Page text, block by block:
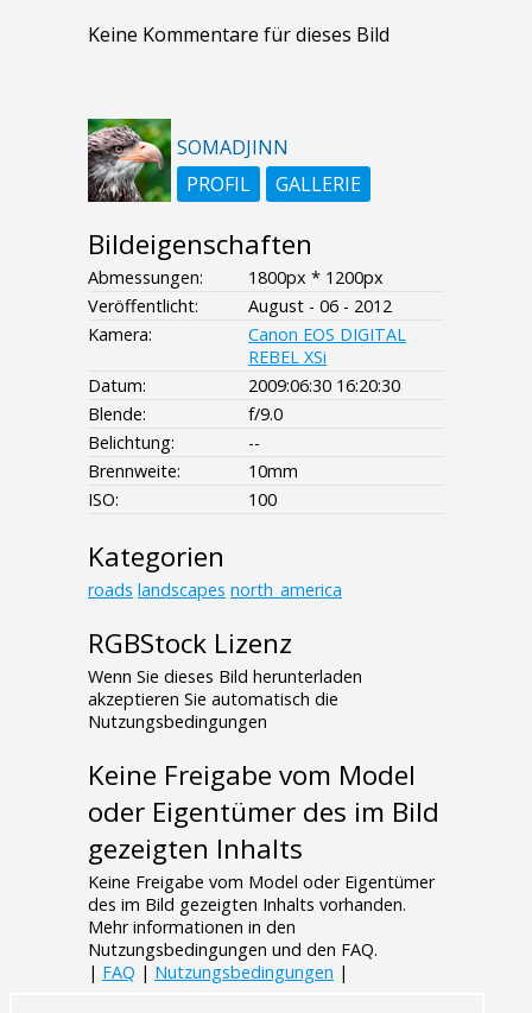
Keine Kommentare für dieses Bild
SOMADJINN
PROFIL
GALLERIE
Bildeigenschaften
Abmessungen:
1800px * 1200px
Veröffentlicht:
August - 06 - 2012
Kamera:
Canon EOS DIGITAL
REBEL XSi
Datum:
2009:06:30 16:20:30
Blende:
f/9.0
Belichtung:
--
Brennweite:
10mm
ISO:
100
Kategorien
roads landscapes north_america
RGBStock Lizenz
Wenn Sie dieses Bild herunterladen
akzeptieren Sie automatisch die
Nutzungsbedingungen
Keine Freigabe vom Model
oder Eigentümer des im Bild
gezeigten Inhalts
Keine Freigabe vom Model oder Eigentümer
des im Bild gezeigten Inhalts vorhanden.
Mehr informationen in den
Nutzungsbedingungen und den FAQ.
| FAQ | Nutzungsbedingungen |